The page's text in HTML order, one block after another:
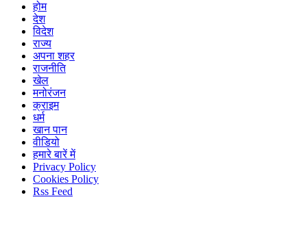
होम
देश
विदेश
राज्य
अपना शहर
राजनीति
खेल
मनोरंजन
क्राइम
धर्म
खान पान
वीडियो
हमारे बारें में
Privacy Policy
Cookies Policy
Rss Feed